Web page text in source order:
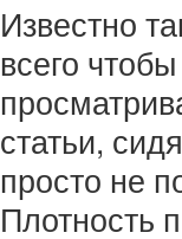
Известно
всего
статьи,
просто не
Плотность